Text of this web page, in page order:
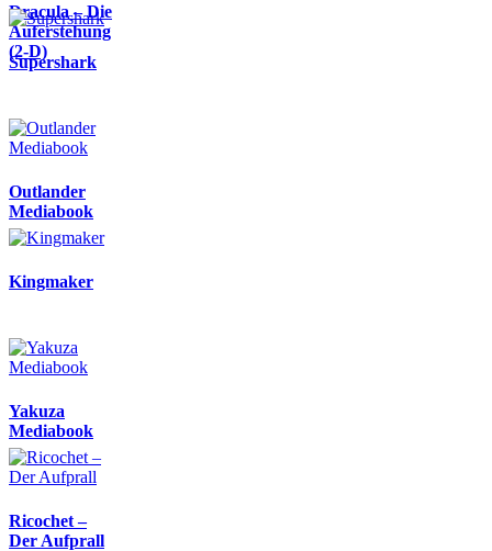
Dracula – Die
Auferstehung
(2-D)
Supershark
Outlander
Mediabook
Kingmaker
Yakuza
Mediabook
Ricochet –
Der Aufprall